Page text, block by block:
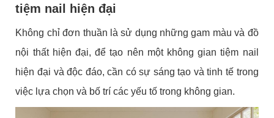
tiệm nail hiện đại
Không chỉ đơn thuần là sử dụng những gam màu và đồ
nội thất hiện đại, để tạo nên một không gian tiệm nail
hiện đại và độc đáo, cần có sự sáng tạo và tinh tế trong
việc lựa chọn và bố trí các yếu tố trong không gian.